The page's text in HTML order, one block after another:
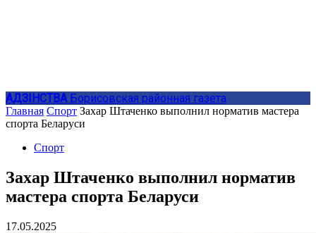
АДЗIНСТВА Борисовская районная газета
Главная Спорт Захар Штаченко выполнил норматив мастера
спорта Беларуси
Спорт
Захар Штаченко выполнил норматив
мастера спорта Беларуси
17.05.2025